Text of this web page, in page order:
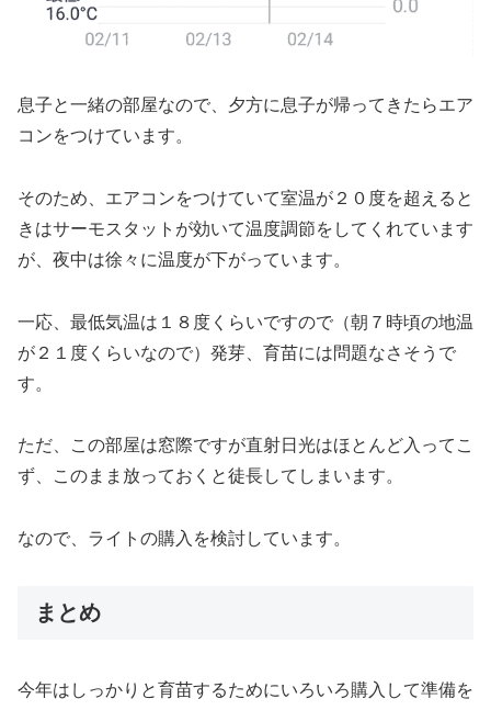
息子と一緒の部屋なので、夕方に息子が帰ってきたらエア
コンをつけています。
そのため、エアコンをつけていて室温が２０度を超えると
きはサーモスタットが効いて温度調節をしてくれています
が、夜中は徐々に温度が下がっています。
一応、最低気温は１８度くらいですので（朝７時頃の地温
が２１度くらいなので）発芽、育苗には問題なさそうで
す。
ただ、この部屋は窓際ですが直射日光はほとんど入ってこ
ず、このまま放っておくと徒長してしまいます。
なので、ライトの購入を検討しています。
まとめ
今年はしっかりと育苗するためにいろいろ購入して準備を